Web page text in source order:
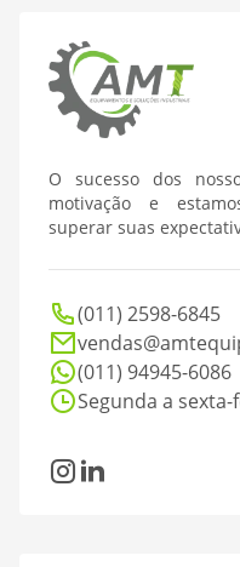
O sucesso dos
motivação e
superar suas
(011) 2598-6845
(011) 94945-6086
Segunda a
Instagram